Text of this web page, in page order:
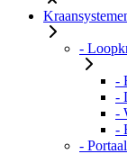
-
-
-
-
-
-